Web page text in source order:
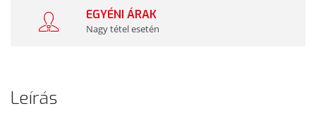
EGYÉNI ÁRAK
Nagy tétel esetén
Leírás